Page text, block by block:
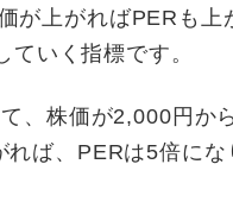
が上がればPERも上
いく指標です。
、株価が2,000円か
れば、PERは5倍にな